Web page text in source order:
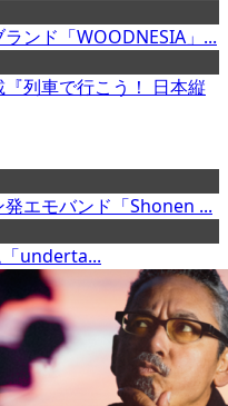
ンド「WOODNESIA」...
列車で行こう！ 日本縦
エモバンド「Shonen ...
underta...